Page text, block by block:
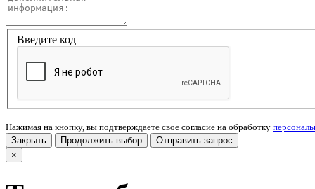
Введите код
Нажимая на кнопку, вы подтверждаете свое согласие на обработку
Закрыть
Продолжить выбор
Отправить запрос
×